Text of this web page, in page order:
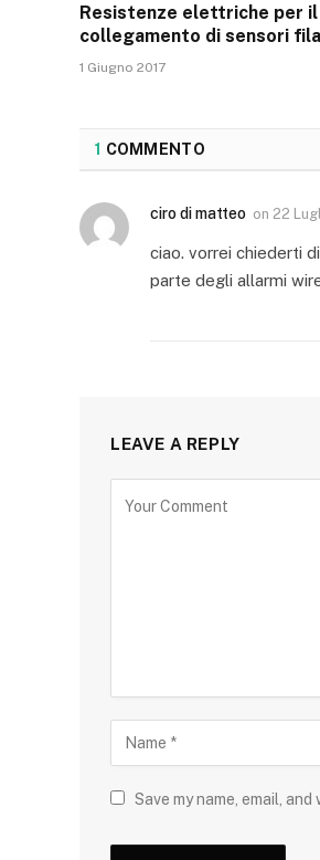
Resistenze elettriche per il
collegamento di sensori
1 Giugno 2017
1 COMMENTO
ciro di matteo on 22
ciao. vorrei chiederti
parte degli allarmi
LEAVE A REPLY
Save my name, email,